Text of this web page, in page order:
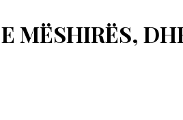
MËSHIRËS,